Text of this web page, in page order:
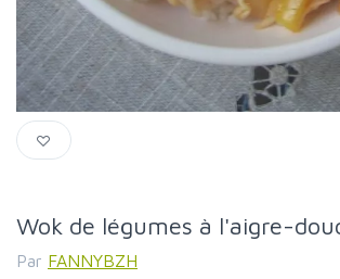
Wok de légumes à l'aigre-
Par FANNYBZH